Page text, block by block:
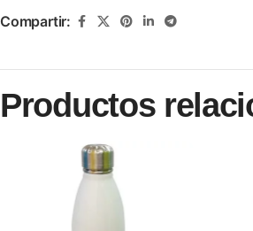
Compartir:
Productos